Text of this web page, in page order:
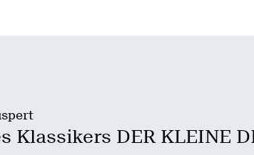
Klassikers DER KLEINE